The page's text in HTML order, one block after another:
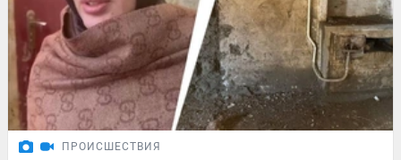
ПРОИСШЕСТВИЯ